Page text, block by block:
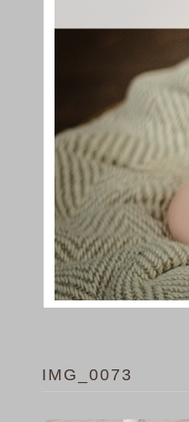
IMG_0073